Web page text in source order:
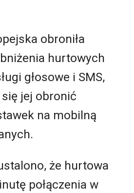
obroniła
hurtowych
głosowe i SMS,
się jej obronić
na mobilną
że hurtowa
połączenia w